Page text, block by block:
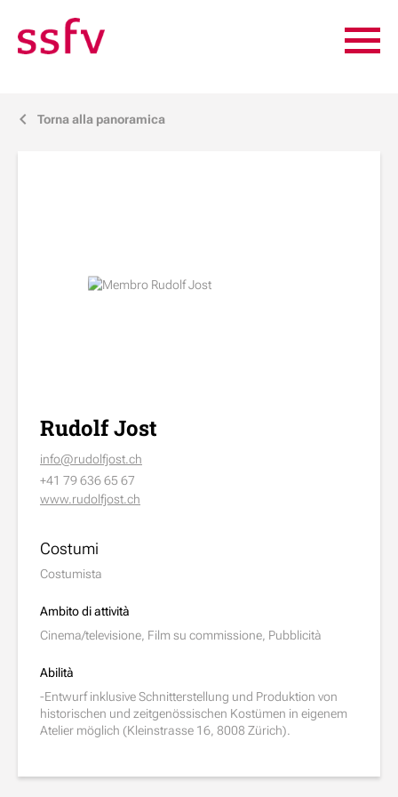
j Torna alla panoramica
Rudolf Jost
info@rudolfjost.ch
+41 79 636 65 67
www.rudolfjost.ch
Costumi
Costumista
Ambito di attività
Cinema/televisione, Film su commissione, Pubblicità
Abilità
-Entwurf inklusive Schnitterstellung und Produktion von
historischen und zeitgenössischen Kostümen in eigenem
Atelier möglich (Kleinstrasse 16, 8008 Zürich).